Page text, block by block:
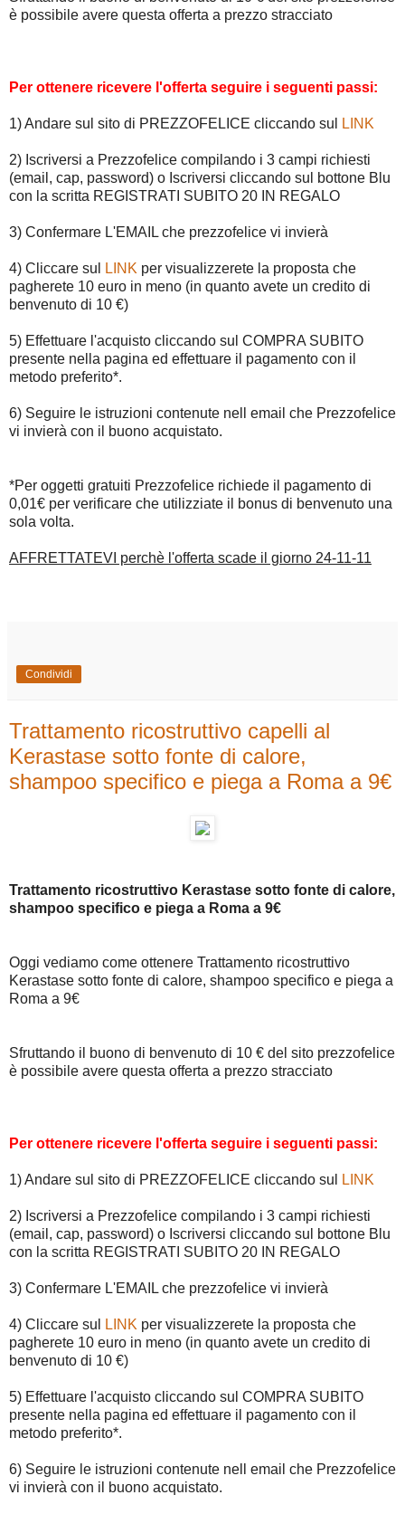
è possibile avere questa offerta a prezzo stracciato
Per ottenere ricevere l'offerta seguire i seguenti passi:
1) Andare sul sito di PREZZOFELICE cliccando sul LINK
2) Iscriversi a Prezzofelice compilando i 3 campi richiesti
(email, cap, password) o Iscriversi cliccando sul bottone Blu
con la scritta REGISTRATI SUBITO 20 IN REGALO
3) Confermare L'EMAIL che prezzofelice vi invierà
4) Cliccare sul LINK per visualizzerete la proposta che
pagherete 10 euro in meno (in quanto avete un credito di
benvenuto di 10 €)
5) Effettuare l'acquisto cliccando sul COMPRA SUBITO
presente nella pagina ed effettuare il pagamento con il
metodo preferito*.
6) Seguire le istruzioni contenute nell email che Prezzofelice
vi invierà con il buono acquistato.
*Per oggetti gratuiti Prezzofelice richiede il pagamento di
0,01€ per verificare che utilizziate il bonus di benvenuto una
sola volta.
AFFRETTATEVI perchè l'offerta scade il giorno 24-11-11
Condividi
Trattamento ricostruttivo capelli al
Kerastase sotto fonte di calore,
shampoo specifico e piega a Roma a 9€
Trattamento ricostruttivo Kerastase sotto fonte di calore,
shampoo specifico e piega a Roma a 9€
Oggi vediamo come ottenere Trattamento ricostruttivo
Kerastase sotto fonte di calore, shampoo specifico e piega a
Roma a 9€
Sfruttando il buono di benvenuto di 10 € del sito prezzofelice
è possibile avere questa offerta a prezzo stracciato
Per ottenere ricevere l'offerta seguire i seguenti passi:
1) Andare sul sito di PREZZOFELICE cliccando sul LINK
2) Iscriversi a Prezzofelice compilando i 3 campi richiesti
(email, cap, password) o Iscriversi cliccando sul bottone Blu
con la scritta REGISTRATI SUBITO 20 IN REGALO
3) Confermare L'EMAIL che prezzofelice vi invierà
4) Cliccare sul LINK per visualizzerete la proposta che
pagherete 10 euro in meno (in quanto avete un credito di
benvenuto di 10 €)
5) Effettuare l'acquisto cliccando sul COMPRA SUBITO
presente nella pagina ed effettuare il pagamento con il
metodo preferito*.
6) Seguire le istruzioni contenute nell email che Prezzofelice
vi invierà con il buono acquistato.